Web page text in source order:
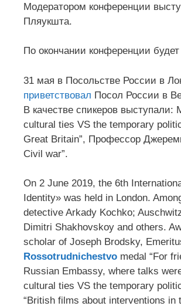
Модератором конференции
Пляукшта.
По окончании конференции
31 мая в Посольстве России в
приветствовал Посол России в
В качестве спикеров
cultural ties VS the temporary
Great Britain”, Профессор
Civil war”.
On 2 June 2019, the 6th
Identity» was held in London.
detective Arkady Kochko;
Dimitri Shakhovskoy and others.
scholar of Joseph Brodsky,
Rossotrudnichestvo medal “For
Russian Embassy, where talks
cultural ties VS the temporary
“British films about interventions in